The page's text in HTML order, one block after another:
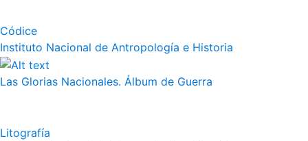
Códice
Instituto Nacional de Antropología e Historia
Las Glorias Nacionales. Álbum de Guerra
Litografía